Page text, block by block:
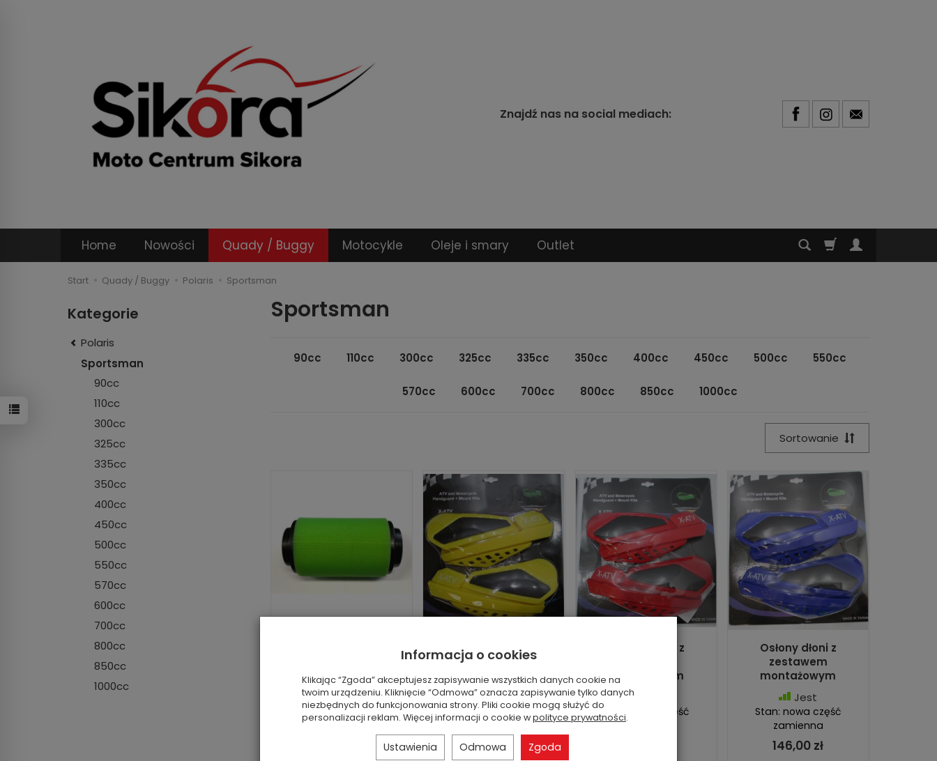
Znajdź nas na social mediach:
Home Nowości Quady / Buggy Motocykle Oleje i smary Outlet
Start Quady / Buggy Polaris Sportsman
Sportsman
90cc 110cc 300cc 325cc 335cc 350cc 400cc 450cc 500cc 550cc
570cc 600cc 700cc 800cc 850cc 1000cc
Sortowanie
Numer OEM
(zamieniany): 7080595,
7082101 Stan: nowa
część zamienna ...
Osłony dłoni z
zestawem
montażowym
Jest
Stan: nowa część
zamienna
146,00 zł
Osłony dłoni z
montażowym
Stan: nowa część
zamienna
Osłony dłoni z
zestawem
montażowym
Jest
Stan: nowa część
zamienna
146,00 zł
Kategorie
Polaris
Sportsman
90cc
110cc
300cc
325cc
335cc
350cc
400cc
450cc
500cc
550cc
570cc
600cc
700cc
800cc
850cc
1000cc
Informacja o cookies
Klikając “Zgoda” akceptujesz zapisywanie wszystkich danych cookie na
twoim urządzeniu. Kliknięcie “Odmowa” oznacza zapisywanie tylko danych
niezbędnych do funkcjonowania strony. Pliki cookie mogą służyć do
personalizacji reklam. Więcej informacji o cookie wpolityce prywatności.
Ustawienia Odmowa Zgoda